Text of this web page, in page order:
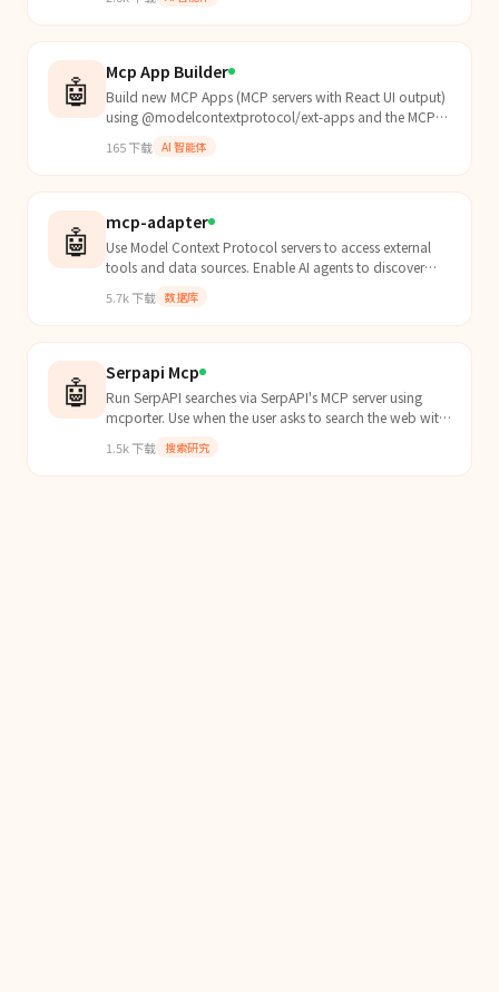
🤖 Mcp App Builder
Build new MCP Apps (MCP servers with React UI output)
using @modelcontextprotocol/ext-apps and the MCP
s...
165下载 AI 智能体
🤖 mcp-adapter
Use Model Context Protocol servers to access external
tools and data sources. Enable AI agents to discover
databases, APIs, database connectors, weather services,
etc.).
5.7k下载 数据库
🤖 Serpapi Mcp
Run SerpAPI searches via SerpAPI's MCP server using
mcporter. Use when the user asks to search the web with
or to use the /serp command.
1.5k下载 搜索研究